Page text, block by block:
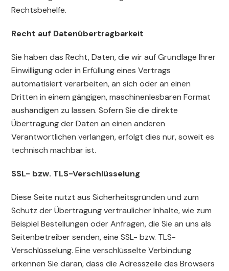
Rechtsbehelfe.
Recht auf Daten­übertrag­barkeit
Sie haben das Recht, Daten, die wir auf Grundlage Ihrer
Einwilligung oder in Erfüllung eines Vertrags
automatisiert verarbeiten, an sich oder an einen
Dritten in einem gängigen, maschinenlesbaren Format
aushändigen zu lassen. Sofern Sie die direkte
Übertragung der Daten an einen anderen
Verantwortlichen verlangen, erfolgt dies nur, soweit es
technisch machbar ist.
SSL- bzw. TLS-Verschlüsselung
Diese Seite nutzt aus Sicherheitsgründen und zum
Schutz der Übertragung vertraulicher Inhalte, wie zum
Beispiel Bestellungen oder Anfragen, die Sie an uns als
Seitenbetreiber senden, eine SSL- bzw. TLS-
Verschlüsselung. Eine verschlüsselte Verbindung
erkennen Sie daran, dass die Adresszeile des Browsers